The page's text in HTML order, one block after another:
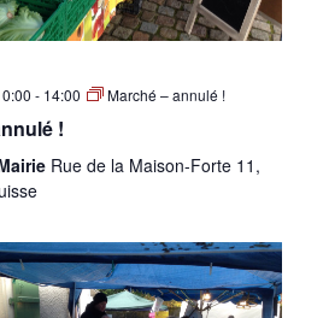
- 14:00 Marché – annulé !
!
Rue de la Maison-Forte 11,